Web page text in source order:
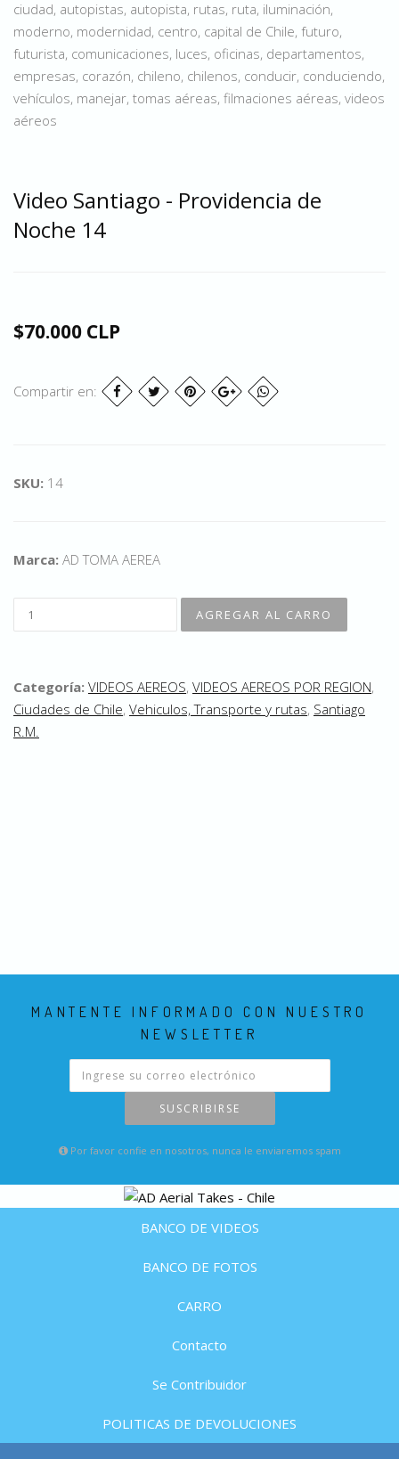
ciudad, autopistas, autopista, rutas, ruta, iluminación,
moderno, modernidad, centro, capital de Chile, futuro,
futurista, comunicaciones, luces, oficinas, departamentos,
empresas, corazón, chileno, chilenos, conducir, conduciendo,
vehículos, manejar, tomas aéreas, filmaciones aéreas, videos
aéreos
Video Santiago - Providencia de
Noche 14
$70.000 CLP
Compartir en:
SKU: 14
Marca: AD TOMA AEREA
Categoría: VIDEOS AEREOS, VIDEOS AEREOS POR REGION,
Ciudades de Chile, Vehiculos, Transporte y rutas, Santiago
R.M.
MANTENTE INFORMADO CON NUESTRO
NEWSLETTER
SUSCRIBIRSE
Por favor confie en nosotros, nunca le enviaremos spam
BANCO DE VIDEOS
BANCO DE FOTOS
CARRO
Contacto
Se Contribuidor
POLITICAS DE DEVOLUCIONES